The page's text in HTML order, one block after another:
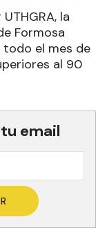
la
Formosa
todo el mes de
al 90
email